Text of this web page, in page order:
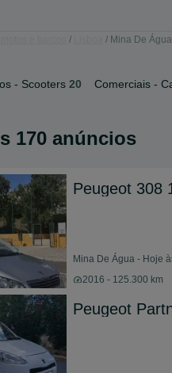
Mina De Água
- Scooters 20 Comerciais -
170 anúncios
Peugeot 308
Mina De Água - Hoje
2016 - 125.300 km
Peugeot